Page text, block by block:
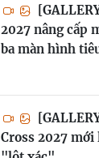
2027 nâng cấp
ba màn hình
Cross 2027